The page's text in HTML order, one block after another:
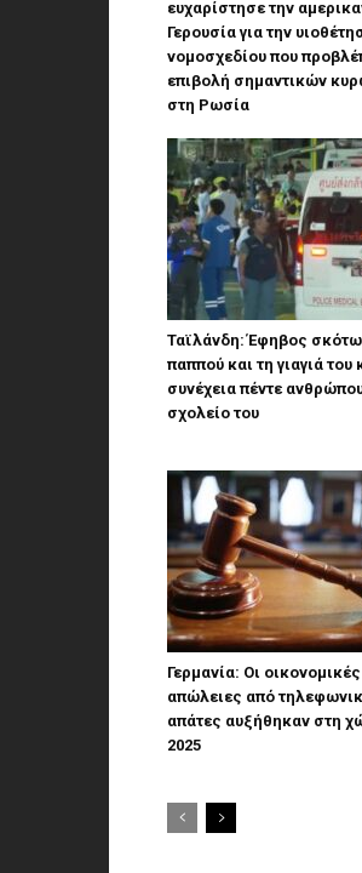
ευχαρίστησε την
Γερουσία για την
νομοσχεδίου που
επιβολή σημαντικών
στη Ρωσία
Ταϊλάνδη: Έφηβος
παππού και τη γιαγιά του
συνέχεια πέντε
σχολείο του
Γερμανία: Οι οικονομικές
απώλειες από
απάτες αυξήθηκαν στη
2025